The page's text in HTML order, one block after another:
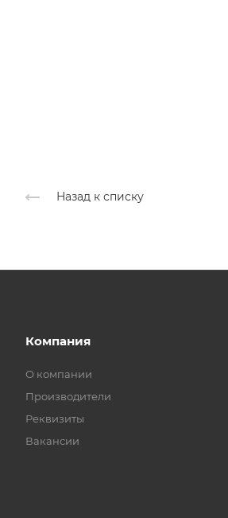
Назад к списку
Компания
О компании
Производители
Реквизиты
Вакансии